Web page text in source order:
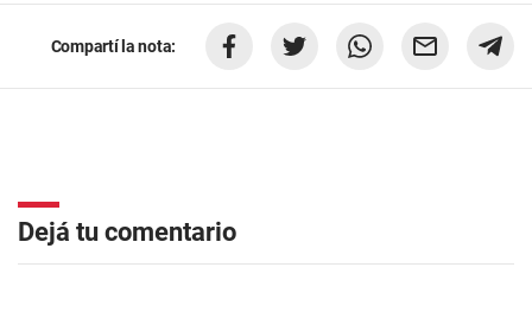
Compartí la nota:
Dejá tu comentario